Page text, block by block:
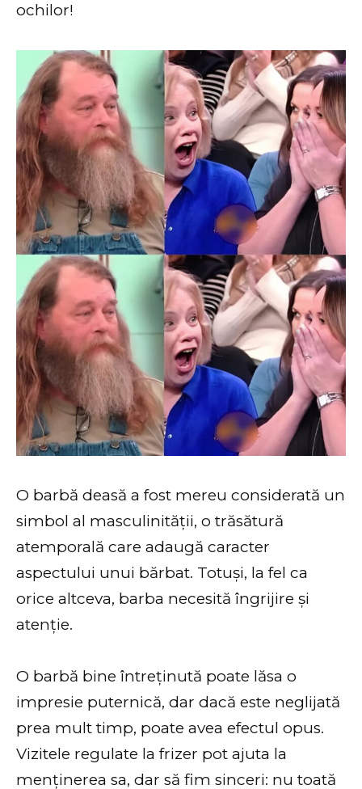
ochilor!
O barbă deasă a fost mereu considerată un
simbol al masculinității, o trăsătură
atemporală care adaugă caracter
aspectului unui bărbat. Totuși, la fel ca
orice altceva, barba necesită îngrijire și
atenție.
O barbă bine întreținută poate lăsa o
impresie puternică, dar dacă este neglijată
prea mult timp, poate avea efectul opus.
Vizitele regulate la frizer pot ajuta la
menținerea sa, dar să fim sinceri: nu toată